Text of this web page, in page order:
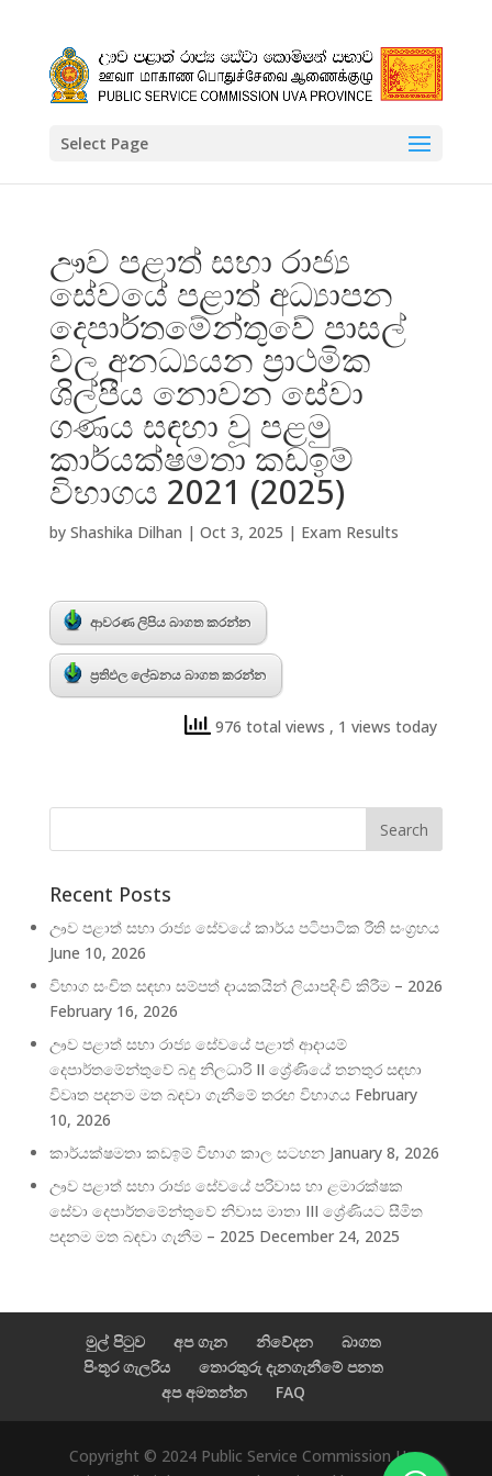
Select Page
ඌව පළාත් සභා රාජ්‍ය
සේවයේ පළාත් අධ්‍යාපන
දෙපාර්තමේන්තුවේ පාසල්
වල අනධ්‍යයන ප්‍රාථමික
ශිල්පීය නොවන සේවා
ගණය සඳහා වූ පළමු
කාර්යක්ෂමතා කඩඉම්
විභාගය 2021 (2025)
by Shashika Dilhan | Oct 3, 2025 | Exam Results
ආවරණ ලිපිය බාගත කරන්න
ප්‍රතිඵල ලේඛනය බාගත කරන්න
976 total views , 1 views today
Recent Posts
ඌව පළාත් සභා රාජ්‍ය සේවයේ කාර්ය පටිපාටික රීති සංග්‍රහය
June 10, 2026
විභාග සංචිත සඳහා සම්පත් දායකයින් ලියාපදිංචි කිරීම – 2026
February 16, 2026
ඌව පළාත් සභා රාජ්‍ය ‍සේවයේ පළාත් ආදායම්
දෙපාර්තමේන්තුවේ බදු නිලධාරි II ශ්‍රේණියේ තනතුර සඳහා
විවෘත පදනම මත බඳවා ගැනීමේ තරඟ විභාගය February
10, 2026
කාර්යක්ෂමතා කඩඉම් විභාග කාල සටහන January 8, 2026
ඌව පළාත් සභා රාජ්‍ය සේවයේ පරිවාස හා ළමාරක්ෂක
සේවා දෙපාර්තමේන්තුවේ නිවාස මාතා III ශ්‍රේණියට සීමිත
පදනම මත බඳවා ගැනීම – 2025 December 24, 2025
මුල් පිටුව අප ගැන නිවේදන
බාගත
පිංතූර ගැලරිය
තොරතුරු දැනගැනීමේ පනත
අප අමතන්න
FAQ
Copyright © 2024 Public Service Commission Uva